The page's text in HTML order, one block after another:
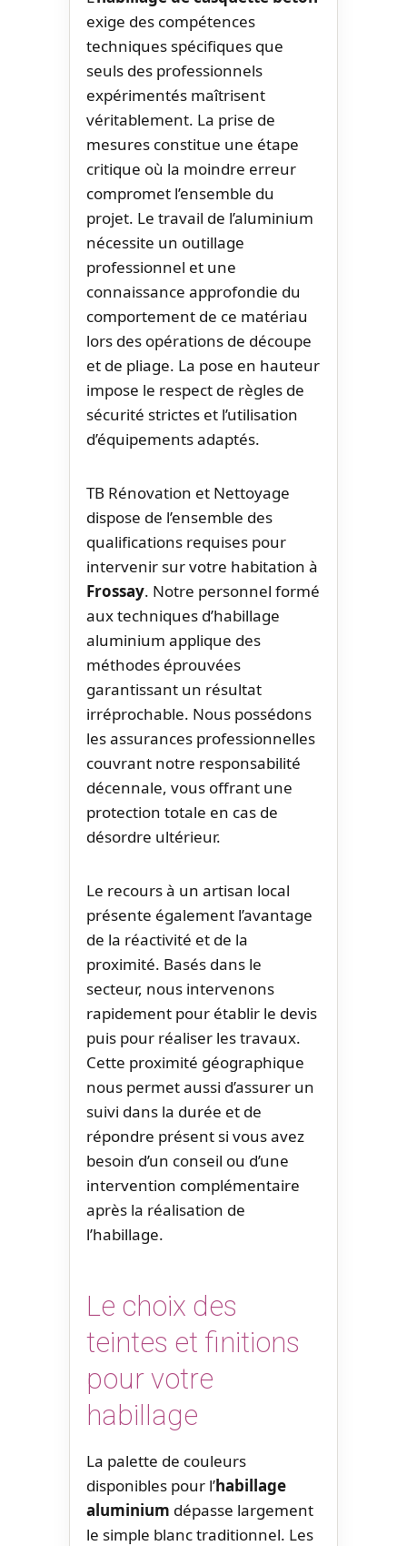
exige des compétences
techniques spécifiques que
seuls des professionnels
expérimentés maîtrisent
véritablement. La prise de
mesures constitue une étape
critique où la moindre erreur
compromet l’ensemble du
projet. Le travail de l’aluminium
nécessite un outillage
professionnel et une
connaissance approfondie du
comportement de ce matériau
lors des opérations de découpe
et de pliage. La pose en hauteur
impose le respect de règles de
sécurité strictes et l’utilisation
d’équipements adaptés.
TB Rénovation et Nettoyage
dispose de l’ensemble des
qualifications requises pour
intervenir sur votre habitation à
Frossay. Notre personnel formé
aux techniques d’habillage
aluminium applique des
méthodes éprouvées
garantissant un résultat
irréprochable. Nous possédons
les assurances professionnelles
couvrant notre responsabilité
décennale, vous offrant une
protection totale en cas de
désordre ultérieur.
Le recours à un artisan local
présente également l’avantage
de la réactivité et de la
proximité. Basés dans le
secteur, nous intervenons
rapidement pour établir le devis
puis pour réaliser les travaux.
Cette proximité géographique
nous permet aussi d’assurer un
suivi dans la durée et de
répondre présent si vous avez
besoin d’un conseil ou d’une
intervention complémentaire
après la réalisation de
l’habillage.
Le choix des
teintes et finitions
pour votre
habillage
La palette de couleurs
disponibles pour l’habillage
aluminium dépasse largement
le simple blanc traditionnel. Les